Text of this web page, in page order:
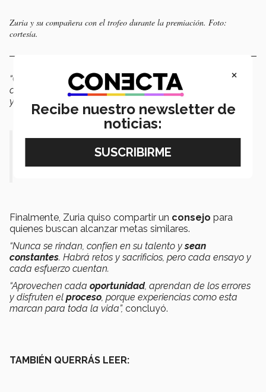
Zuria y su compañera con el trofeo durante la premiación. Foto:
cortesía.
“Quiero seguir representando a México, participar en más
competencias importantes y demostrar que con
y pasión
los sueños sí se pueden cumplir manifestó.
“Quiero seguir representando a
México”.
Finalmente, Zuria quiso compartir un consejo para
quienes buscan alcanzar metas similares.
“Nunca se rindan, confíen en su talento ysean
constantes. Habrá retos y sacrificios, pero cada ensayo y
cada esfuerzo cuentan.
“Aprovechen cada oportunidad, aprendan de los errores
y disfruten el proceso , porque experiencias como esta
marcan para toda la vida”, concluyó.
TAMBIÉN QUERRÁS LEER:
×
Recibe nuestro newsletter de
noticias: